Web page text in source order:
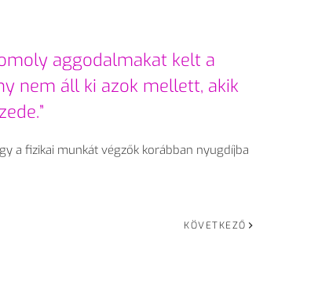
aggodalmakat kelt a
nem áll ki azok mellett, akik
a fizikai munkát végzők korábban nyugdíjba
KÖVETKEZŐ